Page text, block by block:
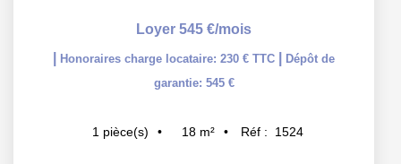
Loyer 545 €/mois
Honoraires charge locataire: 230 € TTC
Dépôt de
garantie: 545 €
1 pièce(s) 18 m² Réf : 1524